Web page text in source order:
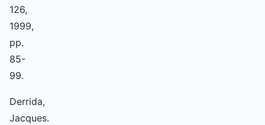
126,
1999,
pp.
85-
99.
Derrida,
Jacques.